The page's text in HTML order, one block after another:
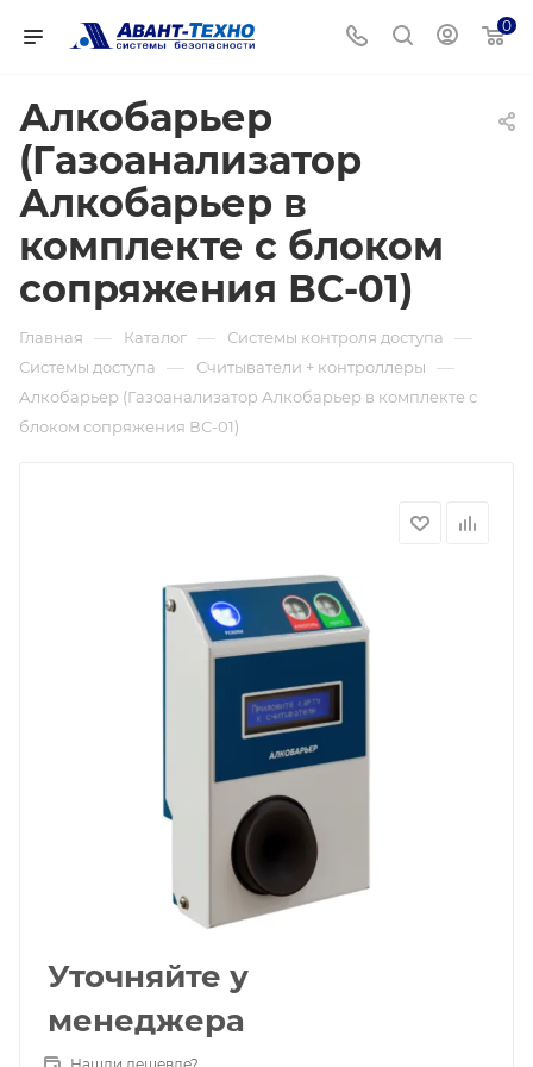
0
Алкобарьер
(Газоанализатор
Алкобарьер в
комплекте с блоком
сопряжения ВС-01)
Главная — Каталог — Системы контроля доступа —
Системы доступа — Считыватели + контроллеры —
Алкобарьер (Газоанализатор Алкобарьер в комплекте с
блоком сопряжения ВС-01)
Уточняйте у
менеджера